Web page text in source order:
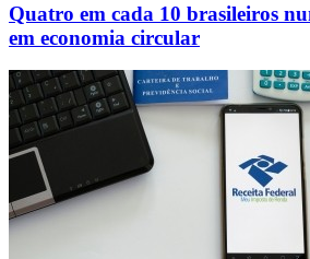
Quatro em cada 10 brasileiros
em economia circular